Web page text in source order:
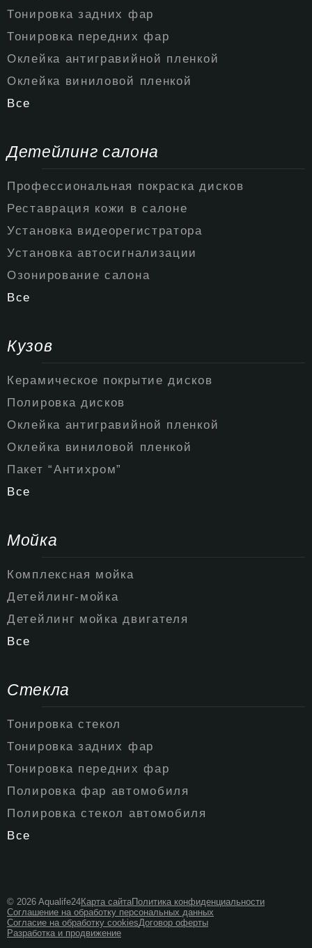
Тонировка задних фар
Тонировка передних фар
Оклейка антигравийной пленкой
Оклейка виниловой пленкой
Все
Детейлинг салона
Профессиональная покраска дисков
Реставрация кожи в салоне
Установка видеорегистратора
Установка автосигнализации
Озонирование салона
Все
Кузов
Керамическое покрытие дисков
Полировка дисков
Оклейка антигравийной пленкой
Оклейка виниловой пленкой
Пакет “Антихром”
Все
Мойка
Комплексная мойка
Детейлинг-мойка
Детейлинг мойка двигателя
Все
Стекла
Тонировка стекол
Тонировка задних фар
Тонировка передних фар
Полировка фар автомобиля
Полировка стекол автомобиля
Все
© 2026 Aqualife24Карта сайтаПолитика конфиденциальности
Соглашение на обработку персональных данных
Согласие на обработку cookiesДоговор оферты
Разработка и продвижение